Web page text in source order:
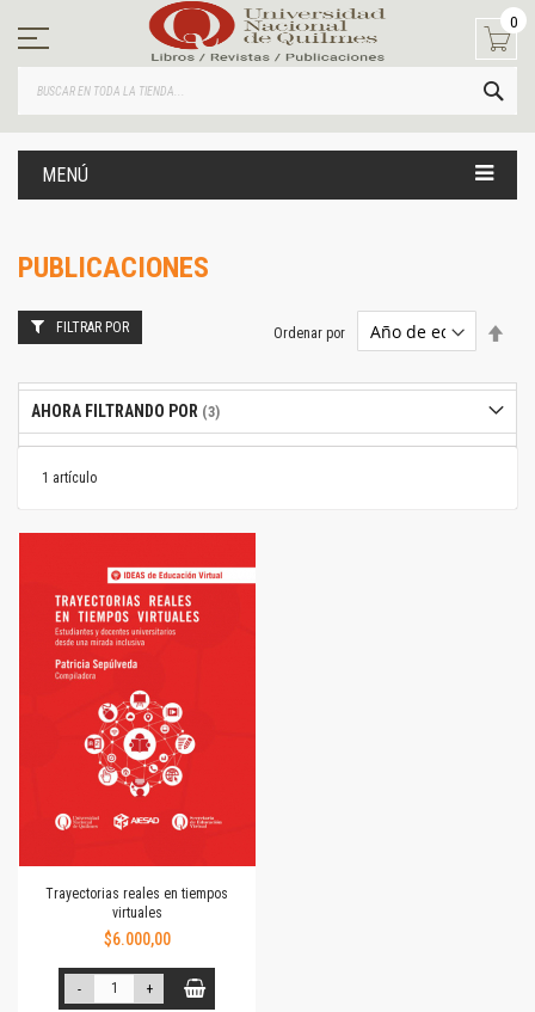
contenido
0
MENÚ
PUBLICACIONES
1 artículo
Ordenar por
Trayectorias reales en tiempos
virtuales
$6.000,00
- +
FILTRAR POR
AHORA FILTRANDO POR